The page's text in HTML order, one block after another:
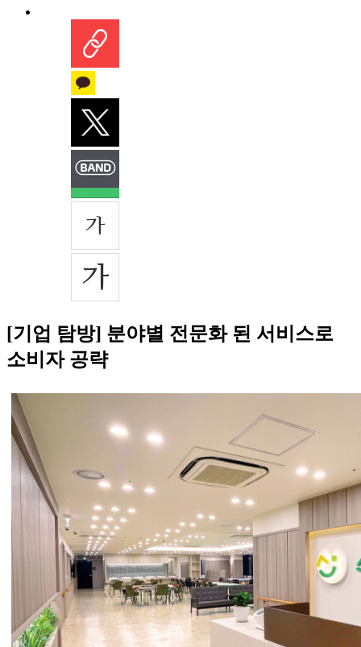
[기업 탐방] 분야별 전문화 된 서비스로
소비자 공략